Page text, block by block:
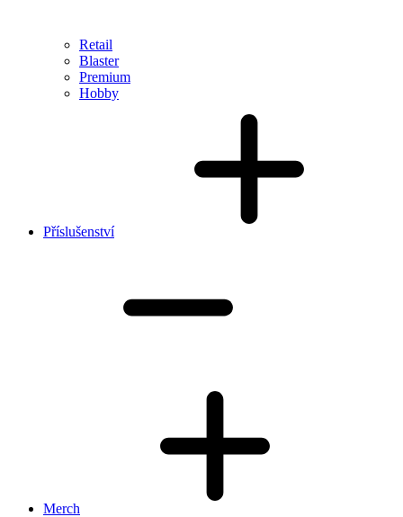
Retail
Blaster
Premium
Hobby
Příslušenství
Merch